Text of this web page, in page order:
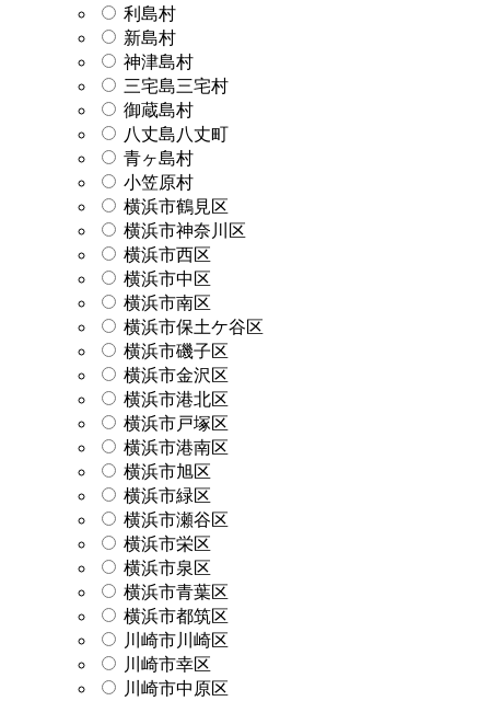
利島村
新島村
神津島村
三宅島三宅村
御蔵島村
八丈島八丈町
青ヶ島村
小笠原村
横浜市鶴見区
横浜市神奈川区
横浜市西区
横浜市中区
横浜市南区
横浜市保土ケ谷区
横浜市磯子区
横浜市金沢区
横浜市港北区
横浜市戸塚区
横浜市港南区
横浜市旭区
横浜市緑区
横浜市瀬谷区
横浜市栄区
横浜市泉区
横浜市青葉区
横浜市都筑区
川崎市川崎区
川崎市幸区
川崎市中原区